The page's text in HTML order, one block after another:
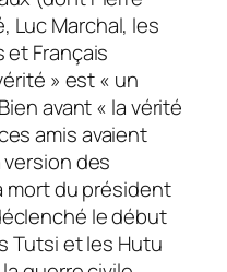
Luc Marchal, les
et Français
» est « un
avant « la vérité
amis avaient
des
mort du président
le début
Tutsi et les Hutu